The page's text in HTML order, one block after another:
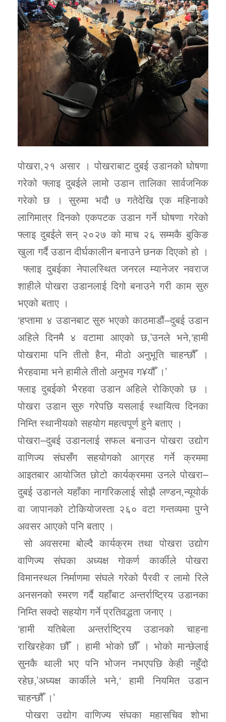
पोखरा,२१ असार । पोखराबाट दुबई उडानको घोषणा
गरेको फ्लाइ दुबईले लामो उडान तालिका सार्वजनिक
गरेको छ । सुरुमा भदौ ७ गतेदेखि एक महिनाको
लागिमात्र दिनको एकपटक उडान गर्ने घोषणा गरेको
फ्लाइ दुबईले सन् २०२७ को माच २६ सम्मकै बुकिङ
खुला गर्दै उडान दीर्घकालीन बनाउने छनक दिएको हो ।
फ्लाइ दुबईका नेपालस्थित जनरल म्यानेजर नवराज
शाहीले पोखरा उडानलाई दिगो बनाउने गरी काम सुरु
भएको बताए ।
‘हप्तामा ४ उडानबाट सुरु भएको काठमाडौं–दुबई उडान
अहिले दिनमै ४ वटामा आएको छ,’उनले भने,‘हामी
पोखरामा पनि तीतो हैन, मीठो अनुभूति चाहन्छौँ ।
भैरहवामा भने हामीले तीतो अनुभव ग¥यौँ ।’
फ्लाइ दुबईको भैरहवा उडान अहिले रोकिएको छ ।
पोखरा उडान सुरु गरेपछि यसलाई स्थायित्व दिनका
निम्ति स्थानीयको सहयोग महत्वपूर्ण हुने बताए ।
पोखरा–दुबई उडानलाई सफल बनाउन पोखरा उद्योग
वाणिज्य संघसँग सहयोगको आग्रह गर्ने क्रममा
आइतबार आयोजित छोटो कार्यक्रममा उनले पोखरा–
दुबई उडानले यहाँका नागरिकलाई सोझै लण्डन,न्यूयोर्क
वा जापानको टोकियोजस्ता २६० वटा गन्तव्यमा पुग्ने
अवसर आएको पनि बताए ।
सो अवसरमा बोल्दै कार्यक्रम तथा पोखरा उद्योग
वाणिज्य संघका अध्यक्ष गोकर्ण कार्कीले पोखरा
विमानस्थल निर्माणमा संघले गरेको पैरवी र लामो रिले
अनसनको स्मरण गर्दै यहाँबाट अन्तर्राष्ट्रिय उडानका
निम्ति सक्दो सहयोग गर्ने प्रतिवद्धता जनाए ।
‘हामी यतिबेला अन्तर्राष्ट्रिय उडानको चाहना
राखिरहेका छौँ । हामी भोको छौँ । भोको मान्छेलाई
सुनकै थाली भए पनि भोजन नभएपछि केही नहुँदो
रहेछ,’अध्यक्ष कार्कीले भने,‘ हामी नियमित उडान
चाहन्छौँ ।’
पोखरा उद्योग वाणिज्य संघका महासचिव शोभा